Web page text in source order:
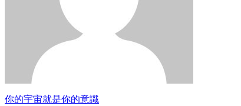
你的宇宙就是你的意識